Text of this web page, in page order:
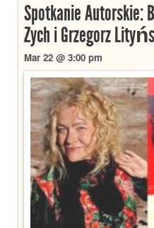
Spotkanie Autorskie:
Zych i Grzegorz
Mar 22 @ 3:00 pm